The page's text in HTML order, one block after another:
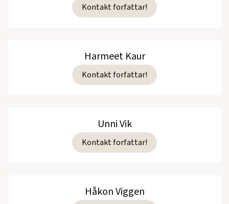
Kontakt forfattar!
Harmeet Kaur
Kontakt forfattar!
Unni Vik
Kontakt forfattar!
Håkon Viggen